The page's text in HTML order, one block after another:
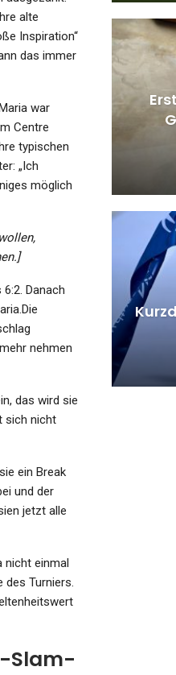
alte
Inspiration“
das immer
war
Centre
typischen
„Ich
möglich
Danach
nehmen
das wird sie
sich nicht
ein Break
und der
jetzt alle
nicht einmal
des Turniers.
Slam-